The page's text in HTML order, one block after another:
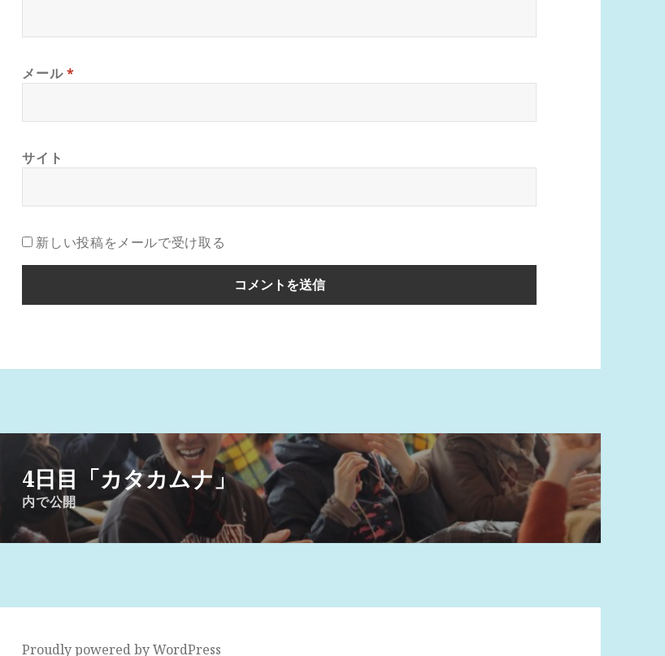
メール*
サイト
新しい投稿をメールで受け取る
4日目「カタカムナ」
内で公開
Proudly powered by WordPress